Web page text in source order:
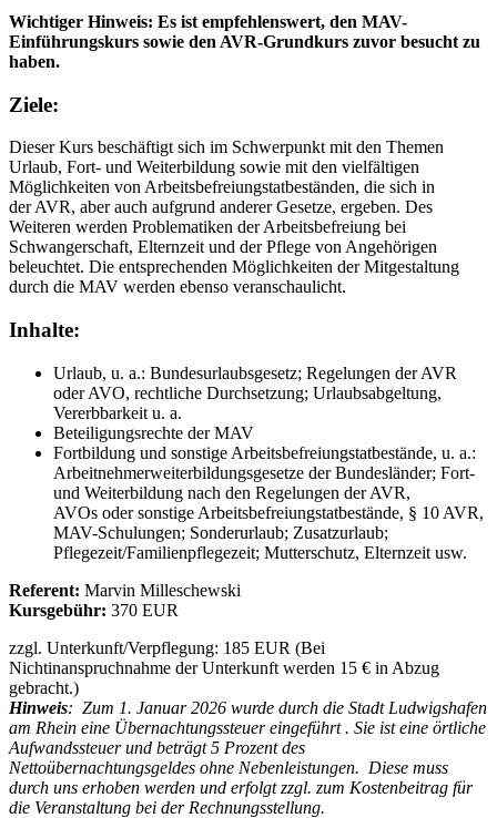
Wichtiger Hinweis: Es ist empfehlenswert, den MAV-
Einführungskurs sowie den AVR-Grundkurs zuvor besucht zu
haben.
Ziele:
Dieser Kurs beschäftigt sich im Schwerpunkt mit den Themen
Urlaub, Fort- und Weiterbildung sowie mit den vielfältigen
Möglichkeiten von Arbeitsbefreiungstatbeständen, die sich in
der AVR, aber auch aufgrund anderer Gesetze, ergeben. Des
Weiteren werden Problematiken der Arbeitsbefreiung bei
Schwangerschaft, Elternzeit und der Pflege von Angehörigen
beleuchtet. Die entsprechenden Möglichkeiten der Mitgestaltung
durch die MAV werden ebenso veranschaulicht.
Inhalte:
Urlaub, u. a.: Bundesurlaubsgesetz; Regelungen der AVR
oder AVO, rechtliche Durchsetzung; Urlaubsabgeltung,
Vererbbarkeit u. a.
Beteiligungsrechte der MAV
Fortbildung und sonstige Arbeitsbefreiungstatbestände, u. a.:
Arbeitnehmerweiterbildungsgesetze der Bundesländer; Fort-
und Weiterbildung nach den Regelungen der AVR,
AVOs oder sonstige Arbeitsbefreiungstatbestände, § 10 AVR,
MAV-Schulungen; Sonderurlaub; Zusatzurlaub;
Pflegezeit/Familienpflegezeit; Mutterschutz, Elternzeit usw.
Referent: Marvin Milleschewski
Kursgebühr: 370 EUR
zzgl. Unterkunft/Verpflegung: 185 EUR (Bei
Nichtinanspruchnahme der Unterkunft werden 15 € in Abzug
gebracht.)
Hinweis: Zum 1. Januar 2026 wurde durch die Stadt Ludwigshafen
am Rhein eine Übernachtungssteuer eingeführt . Sie ist eine örtliche
Aufwandssteuer und beträgt 5 Prozent des
Nettoübernachtungsgeldes ohne Nebenleistungen. Diese muss
durch uns erhoben werden und erfolgt zzgl. zum Kostenbeitrag für
die Veranstaltung bei der Rechnungsstellung.